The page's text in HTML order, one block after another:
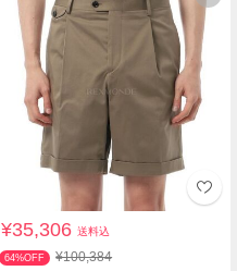
¥35,306送料込
64%OFF ¥100,384